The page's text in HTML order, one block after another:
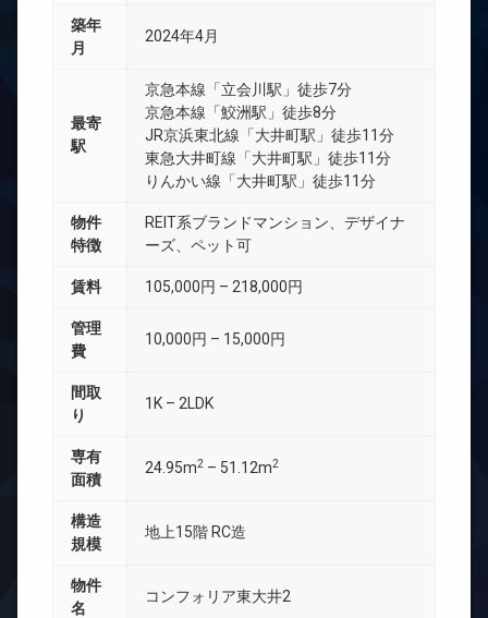
築年
月
2024年4月
最寄
駅
京急本線「立会川駅」徒歩7分
京急本線「鮫洲駅」徒歩8分
JR京浜東北線「大井町駅」徒歩11分
東急大井町線「大井町駅」徒歩11分
りんかい線「大井町駅」徒歩11分
物件
特徴
REIT系ブランドマンション、デザイナ
ーズ、ペット可
賃料 105,000円 – 218,000円
管理
費
10,000円 – 15,000円
間取
り
1K – 2LDK
専有
面積
24.95m2 – 51.12m2
構造
規模
地上15階 RC造
物件
名
コンフォリア東大井2